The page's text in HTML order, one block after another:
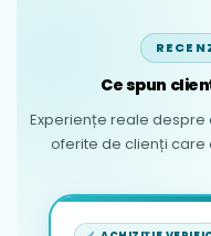
Ce spun
Experiențe reale despre
oferite de clienți care